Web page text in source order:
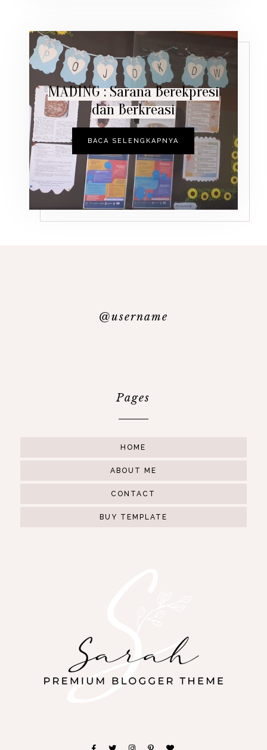
MADING : Sarana Berekpresi
dan Berkreasi
BACA SELENGKAPNYA
@username
Pages
HOME
ABOUT ME
CONTACT
BUY TEMPLATE